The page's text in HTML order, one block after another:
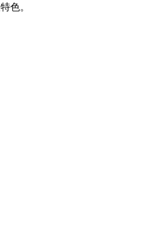
色。